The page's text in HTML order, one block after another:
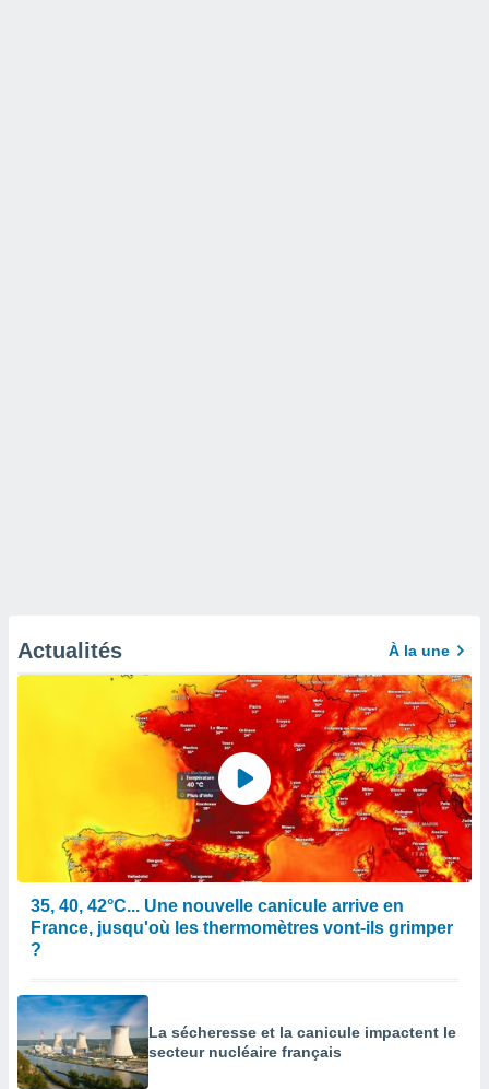
Actualités À la une
35, 40, 42°C... Une nouvelle canicule arrive en
France, jusqu'où les thermomètres vont-ils grimper
?
La sécheresse et la canicule impactent le
secteur nucléaire français